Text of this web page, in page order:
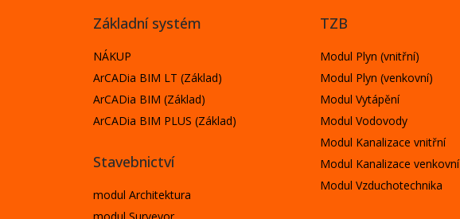
Základní systém
NÁKUP
ArCADia BIM LT (Základ)
ArCADia BIM (Základ)
ArCADia BIM PLUS (Základ)
Stavebnictví
modul Architektura
TZB
Modul Plyn (vnitřní)
Modul Plyn (venkovní)
Modul Vytápění
Modul Vodovody
Modul Kanalizace vnitřní
Modul Kanalizace venkovní
Modul Vzduchotechnika